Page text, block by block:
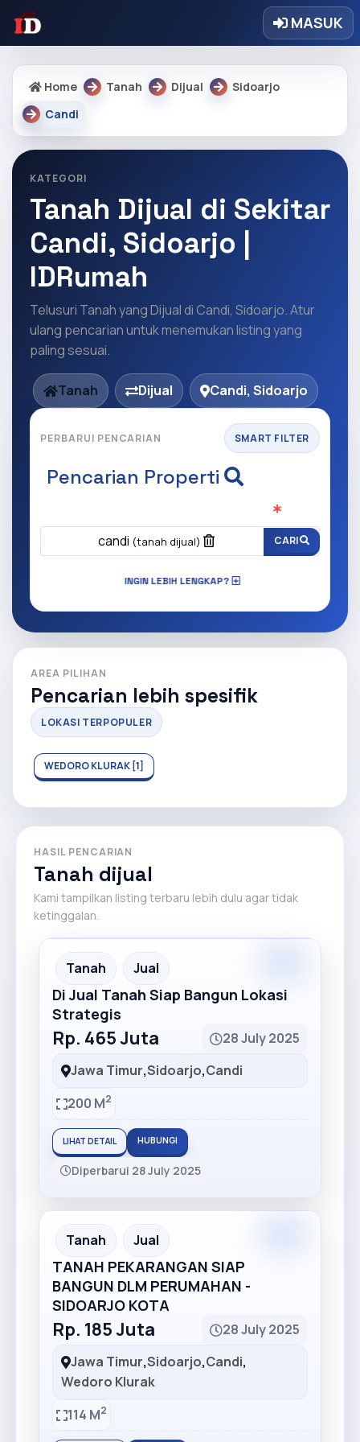
MASUK
Home Tanah Dijual
Sidoarjo
Candi
KATEGORI
Tanah Dijual di Sekitar
Candi, Sidoarjo |
IDRumah
Telusuri Tanah yang Dijual di Candi, Sidoarjo. Atur
ulang pencarian untuk menemukan listing yang
paling sesuai.
Tanah Dijual Candi, Sidoarjo
PERBARUI PENCARIAN SMART FILTER
Pencarian Properti
candi (tanah dijual) CARI
INGIN LEBIH LENGKAP?
AREA PILIHAN
Pencarian lebih spesifik
LOKASI TERPOPULER
WEDORO KLURAK [1]
HASIL PENCARIAN
Tanah dijual
Kami tampilkan listing terbaru lebih dulu agar tidak
ketinggalan.
Recommended
Tanah Jual
Di Jual Tanah Siap Bangun Lokasi
Strategis
Rp. 465 Juta
28 July 2025
Jawa Timur,Sidoarjo,Candi
200 M2
LIHAT DETAIL HUBUNGI
Diperbarui 28 July 2025
Recommended
Tanah Jual
TANAH PEKARANGAN SIAP
BANGUN DLM PERUMAHAN -
SIDOARJO KOTA
Rp. 185 Juta
28 July 2025
Jawa Timur,Sidoarjo,Candi,
Wedoro Klurak
114 M2